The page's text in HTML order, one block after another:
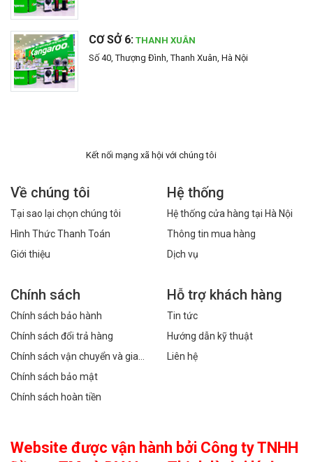
CƠ SỞ 6: THANH XUÂN
Số 40, Thượng Đình, Thanh Xuân, Hà Nội
Kết nối mạng xã hội với chúng tôi
Về chúng tôi
Tại sao lại chọn chúng tôi
Hình Thức Thanh Toán
Giới thiệu
Hệ thống
Hệ thống cửa hàng tại Hà Nội
Thông tin mua hàng
Dịch vụ
Chính sách
Chính sách bảo hành
Chính sách đổi trả hàng
Chính sách vận chuyển và giao
hàng
Chính sách bảo mật
Chính sách hoàn tiền
Hỗ trợ khách hàng
Tin tức
Hướng dẫn kỹ thuật
Liên hệ
Website được vận hành bởi Công ty TNHH